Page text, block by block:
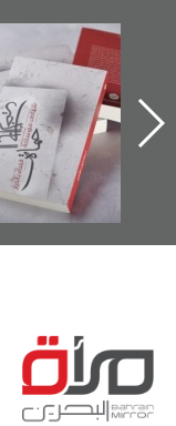
"حماة الباب الأخير":
الإصدار الأول عن
اعتصام الدراز
وأحداث ساحة
الفداء لمركز أوال
للدراسات والتوثيق